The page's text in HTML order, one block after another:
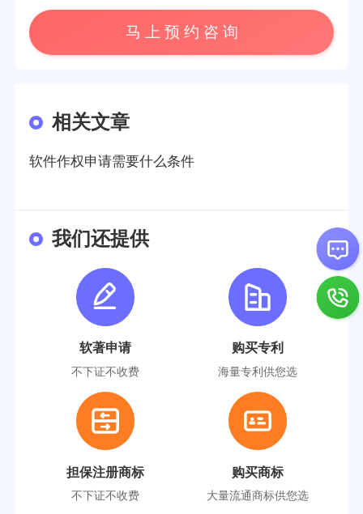
马 上 预 约 咨 询
相关文章
软件作权申请需要什么条件
我们还提供
软著申请
不下证不收费
购买专利
海量专利供您选
担保注册商标
不下证不收费
购买商标
大量流通商标供您选